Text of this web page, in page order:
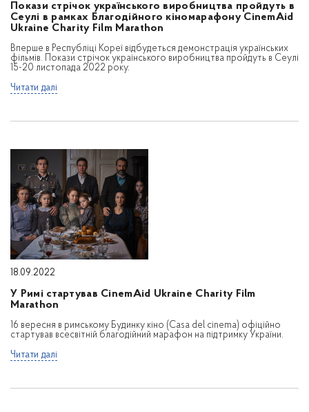
Покази стрічок українського виробництва пройдуть в
Сеулі в рамках Благодійного кіномарафону CinemAid
Ukraine Charity Film Marathon
Вперше в Республіці Кореї відбудеться демонстрація українських
фільмів. Покази стрічок українського виробництва пройдуть в Сеулі
15-20 листопада 2022 року.
Читати далі
18.09.2022
У Римі стартував CinemAid Ukraine Charity Film
Marathon
16 вересня в римському Будинку кіно (Casa del cinema) офіційно
стартував всесвітній благодійний марафон на підтримку України.
Читати далі